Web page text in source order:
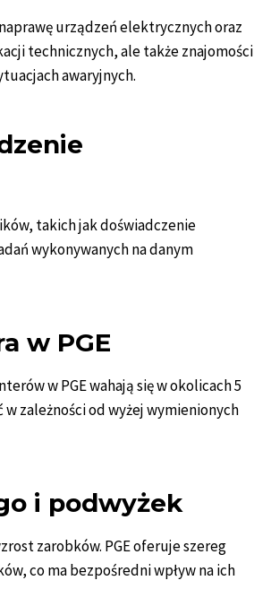
urządzeń elektrycznych oraz
technicznych, ale także znajomości
awaryjnych.
takich jak doświadczenie
wykonywanych na danym
w PGE
w PGE wahają się w okolicach 5
zależności od wyżej wymienionych
i podwyżek
zarobków. PGE oferuje szereg
co ma bezpośredni wpływ na ich